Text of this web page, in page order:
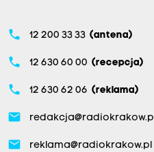
phone 12 200 33 33 (antena)
phone 12 630 60 00 (recepcja)
phone 12 630 62 06 (reklama)
email redakcja@radiokrakow.pl
email reklama@radiokrakow.pl